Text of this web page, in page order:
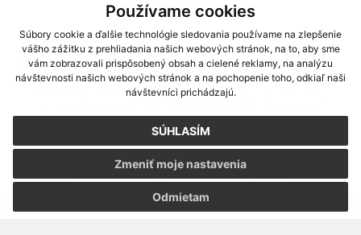
Používame cookies
Súbory cookie a ďalšie technológie sledovania používame na zlepšenie
vášho zážitku z prehliadania našich webových stránok, na to, aby sme
vám zobrazovali prispôsobený obsah a cielené reklamy, na analýzu
návštevnosti našich webových stránok a na pochopenie toho, odkiaľ naši
návštevníci prichádzajú.
SÚHLASÍM
Odmietam
Zmeniť moje nastavenia
využite možnosť získavania aktuálnych informácií s využitím RSS
CMS systém (redakčný) systém ECHELON 2,Mapa stránok,web portál
webex.digital, s.r.o.,domény,registrácia domény
Posledná aktualizácia:05.08.2026
Vytlačiť stránku|Vyhlásenie o prístupnosti